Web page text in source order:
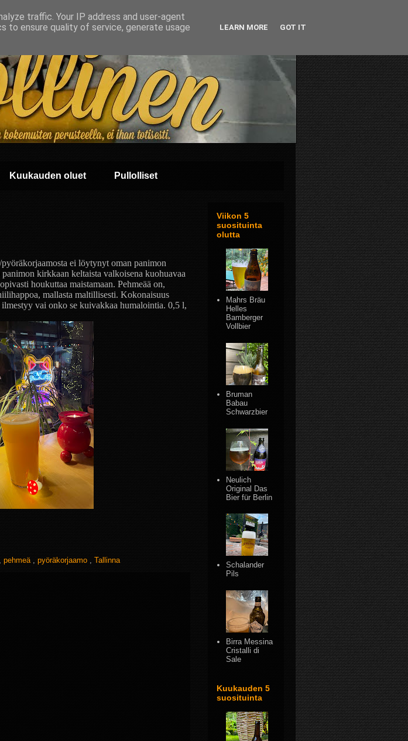
Kuukauden oluet Pullolliset
ei löytynyt oman panimon
kirkkaan keltaista valkoisena kuohuavaa
houkuttaa maistamaan. Pehmeää on,
mallasta maltillisesti. Kokonaisuus
vai onko se kuivakkaa humalointia. 0,5 l,
, pehmeä , pyöräkorjaamo , Tallinna
Viikon 5
suosituinta
olutta
Mahrs Bräu
Helles
Bamberger
Vollbier
Bruman
Babau
Schwarzbier
Neulich
Original Das
Bier für Berlin
Schalander
Pils
Birra Messina
Cristalli di
Sale
Kuukauden 5
suosituinta
traffic. Your IP address and user-agent
to ensure quality of service, generate usage
LEARN MORE GOT IT